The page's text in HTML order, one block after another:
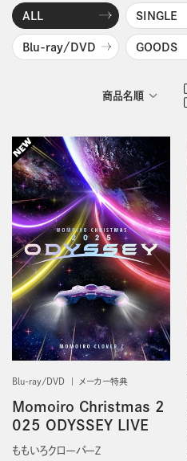
ALL SINGLE
Blu-ray/DVD GOODS
商品名順
Blu-ray/DVD メーカー特典
Momoiro Christmas 2
025 ODYSSEY LIVE
ももいろクローバーＺ